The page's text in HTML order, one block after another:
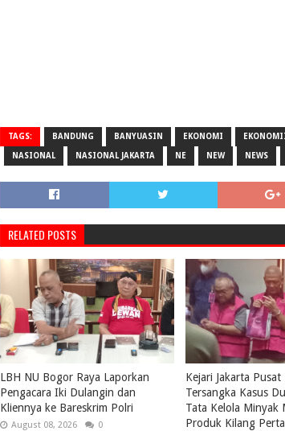
TAGS: BANDUNG BANYUASIN EKONOMI
NASIONAL NASIONAL JAKARTA NE NEW NEWS
RELATED POSTS
LBH NU Bogor Raya Laporkan
Pengacara Iki Dulangin dan
Kliennya ke Bareskrim Polri
August 08, 2026 0
Kejari Jakarta Pusat
Tersangka Kasus
Tata Kelola Minyak
Produk Kilang